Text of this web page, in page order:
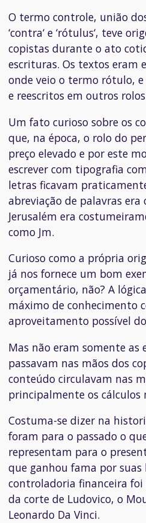
O termo controle, união
‘contra‘ e ‘rótulus‘, teve
copistas durante o ato
escrituras. Os textos eram
onde veio o termo rótulo,
e reescritos em outros
Um fato curioso sobre os
que, na época, o rolo do
preço elevado e por este
escrever com tipografia
letras ficavam
abreviação de palavras era
Jerusalém era
como Jm.
Curioso como a própria
já nos fornece um bom
orçamentário, não? A
máximo de conhecimento
aproveitamento possível
Mas não eram somente as
passavam nas mãos dos
conteúdo circulavam nas
principalmente os cálculos
Costuma-se dizer na
foram para o passado o
representam para o
que ganhou fama por
controladoria financeira foi
da corte de Ludovico, o
Leonardo Da Vinci.